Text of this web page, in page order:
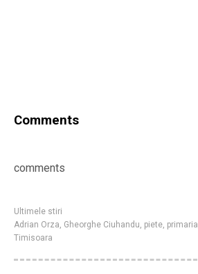
Comments
comments
Ultimele stiri
Adrian Orza, Gheorghe Ciuhandu, piete, primaria
Timisoara